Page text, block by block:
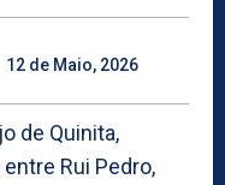
12 de Maio, 2026
de Quinita,
Rui Pedro,